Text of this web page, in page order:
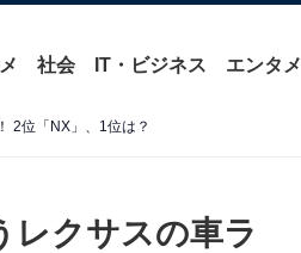
社会 IT・ビジネス エンタメ
2位「NX」、1位は？
レクサスの車ラ